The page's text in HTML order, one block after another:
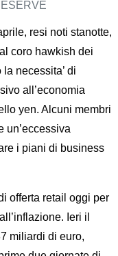
resi noti stanotte,
coro hawkish dei
necessita’ di
all’economia
yen. Alcuni membri
un’eccessiva
i piani di business
offerta retail oggi per
Ieri il
miliardi di euro,